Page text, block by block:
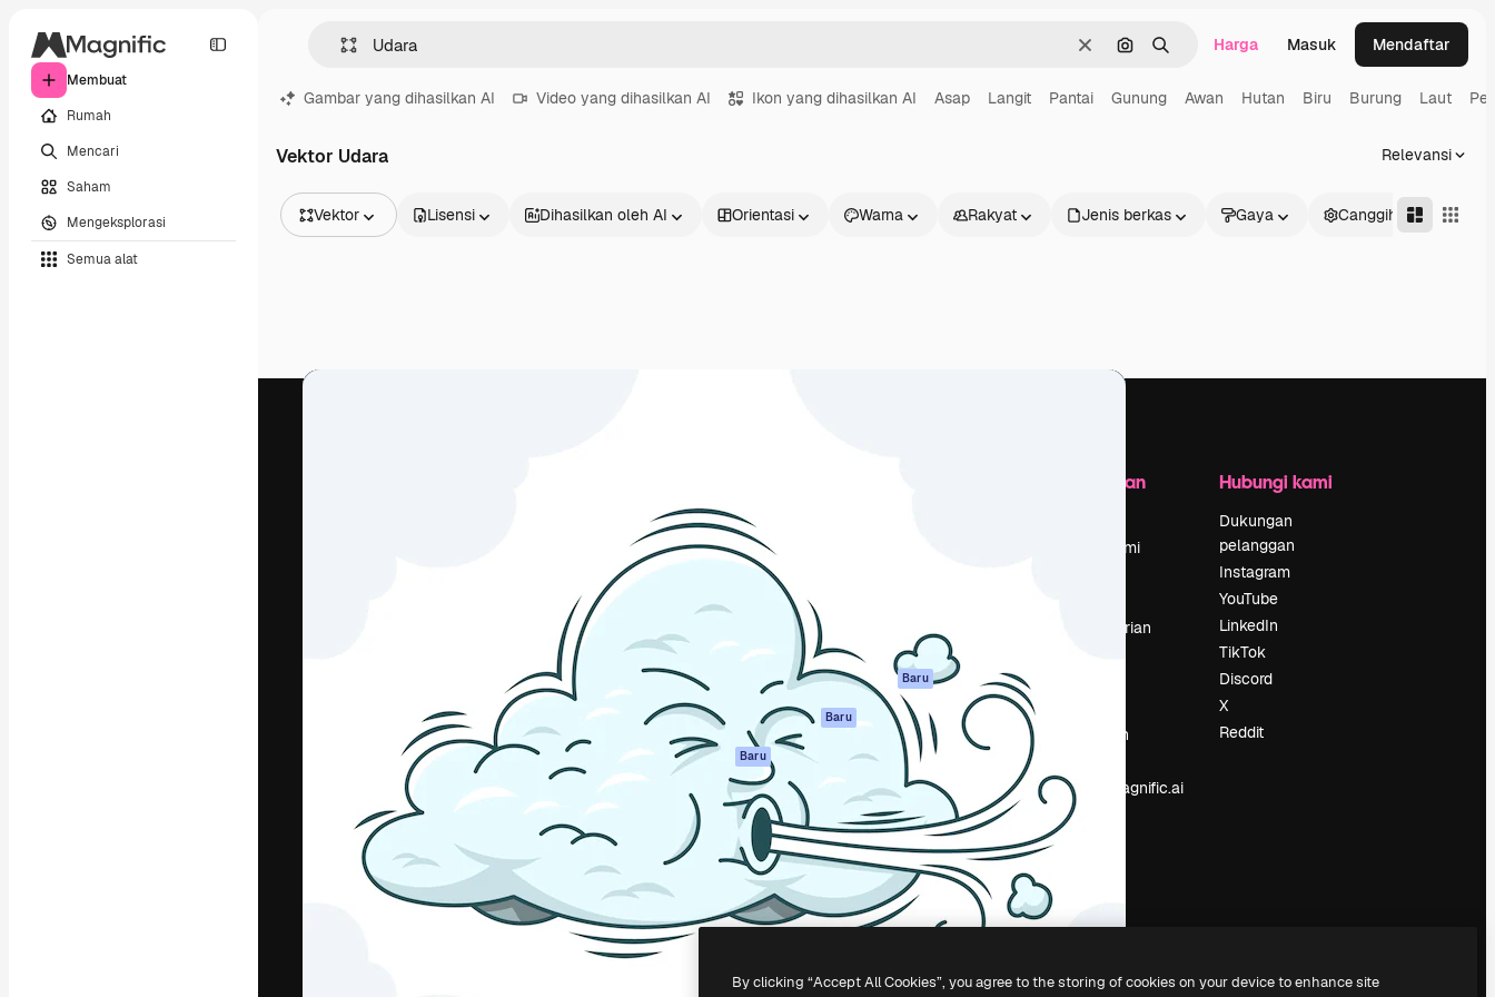
Membuat
Rumah
Mencari
Saham
Mengeksplorasi
Semua alat
JernihPencarian berdasarkan gambar
MencariHarga Masuk Mendaftar
Gambar yang dihasilkan AI Video yang dihasilkan AI Ikon yang dihasilkan AI Asap Langit Pantai Gunung Awan Hutan Biru Burung Laut
Vektor Udara Relevansi
Vektor
Video
Lisensi Dihasilkan oleh AI Orientasi Warna Rakyat Jenis berkas Gaya Canggih
Platform kreatif untuk mengarahkan karya
terbaik Anda. Lebih dari 1 juta pelanggan
dari kalangan kreatif, perusahaan, agensi,
Spaces
Asisten AI
Generator gambar
Generator video AI
Generator suara AI
Konten stok
MCP untuk
Claude/ChatGPT
Baru
Agen Baru
Aplikasi seluler
Semua alat
Magnific
Kebijakan privasi
Asli Baru
Kebijakan Cookie
Pusat kepercayaan
Afiliasi
Enterprise
Perusahaan
Tentang kami
Tren pencarian
Jual konten
Mencari magnific.ai
Hubungi kami
Dukungan
pelanggan
Instagram
YouTube
LinkedIn
TikTok
Discord
X
Reddit
Copyright © 2010-2026Freepik Company S.L.U.Hak cipta dilindungi undang-undang.
By clicking “Accept All Cookies”, you agree to the storing of cookies on your device to enhance site